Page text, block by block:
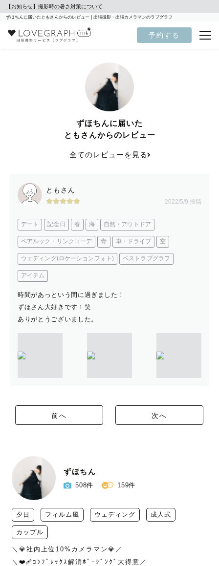
【お知らせ】撮影時の暑さ対策について
ずほちんに届いたともさんからのレビュー | 出張撮影・出張カメラマンのラブグラフ
予約する
ずほちんに届いた
ともさんからのレビュー
全てのレビューを見る
ともさん
2022/5/9 投稿
デート 記念日 春 海 自然・アウトドア
ペアルック・リンクコーデ 青 車・ドライブ 空
ウェディング(ロケーションフォト) ベストラブグラフ
アイテム
時間があっという間に過ぎました！
ずほさん大好きです！笑
ありがとうございました。
前へ 次へ
ずほちん
508件 159件
夕日 フィルム風 ウェディング 成人式
カップル
＼💎社内上位10%カメラマン💎／
＼❤️‍🩹ｺﾝﾌﾟﾚｯｸｽ解消ﾎﾟｰｼﾞﾝｸﾞ大得意／